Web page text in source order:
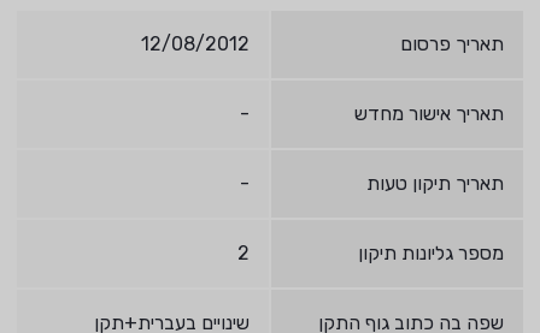
תאריך פרסום 12/08/2012
תאריך אישור מחדש -
תאריך תיקון טעות -
מספר גליונות תיקון 2
שפה בה כתוב גוף התקן
שינויים בעברית+תקן